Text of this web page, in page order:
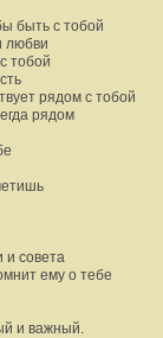
быть с тобой
любви
тобой
рядом с тобой
рядом
и совета
ему о тебе
и важный.